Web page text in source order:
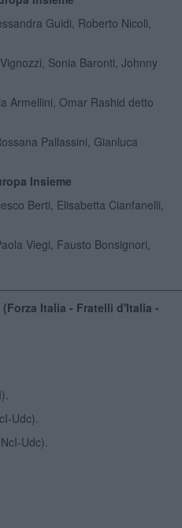
Guidi, Roberto Nicoli,
Sonia Baronti, Johnny
Armellini, Omar Rashid detto
Pallassini, Gianluca
Insieme
Berti, Elisabetta Cianfanelli,
Viegi, Fausto Bonsignori,
(Forza Italia - Fratelli d'Italia -
Udc).
Udc).